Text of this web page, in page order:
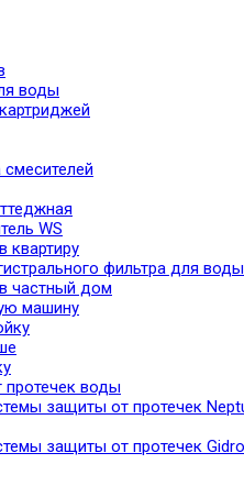
воды
WS
квартиру
фильтра для воды
частный дом
машину
воды
защиты от протечек
защиты от протечек